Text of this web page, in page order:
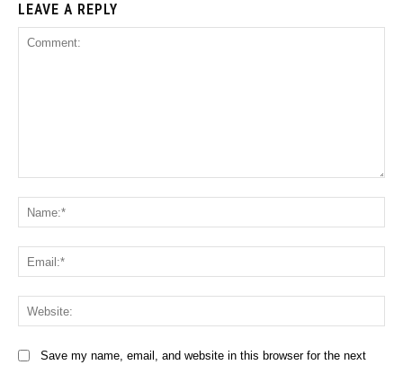
LEAVE A REPLY
Save my name, email, and website in this browser for the next